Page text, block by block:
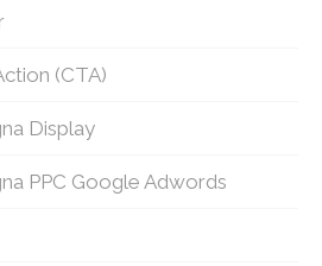
(CTA)
Display
PPC Google Adwords